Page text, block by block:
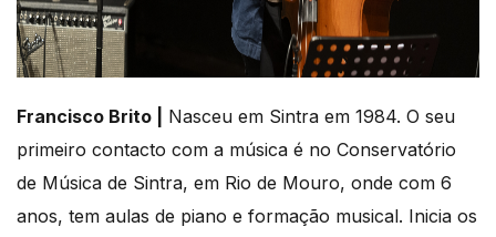
Francisco Brito |
Nasceu em Sintra em 1984. O seu
primeiro contacto com a música é no Conservatório
de Música de Sintra, em Rio de Mouro, onde com 6
anos, tem aulas de piano e formação musical. Inicia os